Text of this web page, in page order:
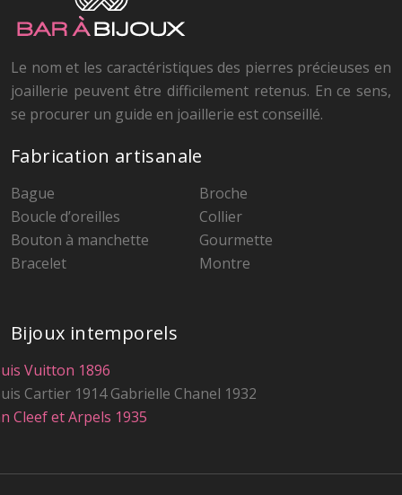
Le nom et les caractéristiques des pierres précieuses en
joaillerie peuvent être difficilement retenus. En ce sens,
se procurer un guide en joaillerie est conseillé.
Fabrication artisanale
Bague
Boucle d’oreilles
Bouton à manchette
Bracelet
Broche
Collier
Gourmette
Montre
Bijoux intemporels
Vuitton 1896
Cartier 1914Gabrielle Chanel 1932
Cleef et Arpels 1935